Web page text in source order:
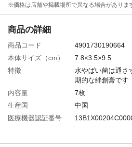
※価格は​店舗や​掲載場所で​異なる​場合が​ありま
商品の詳細
商品コード
4901730190664
本体サイズ（cm）
7.8×3.5×9.5
特徴
水やばい菌は通さ
期的な絆創膏です
内容量
7枚
生産国
中国
医療機器認証番号